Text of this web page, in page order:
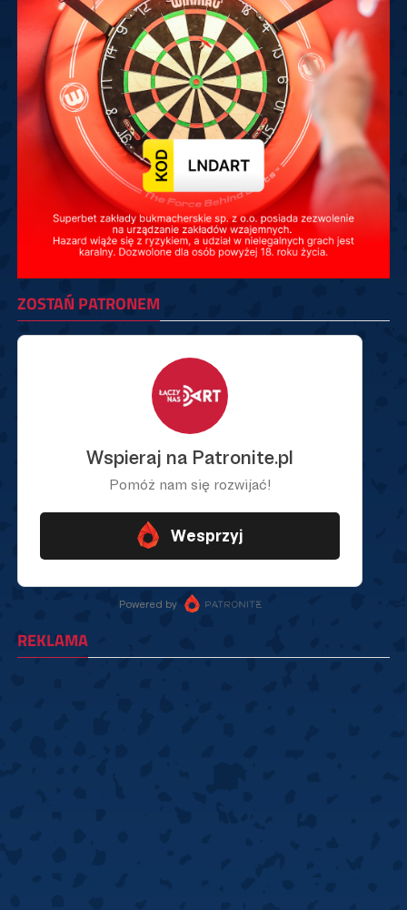
ZOSTAŃ PATRONEM
REKLAMA